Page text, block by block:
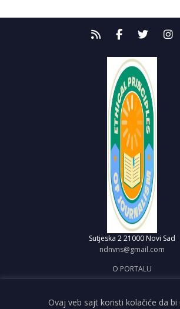
Sutjeska 2 21000 Novi Sad
ndnvns@gmail.com
O PORTALU
OBJAVI VEST
Ovaj veb sajt koristi kolačiće da bi